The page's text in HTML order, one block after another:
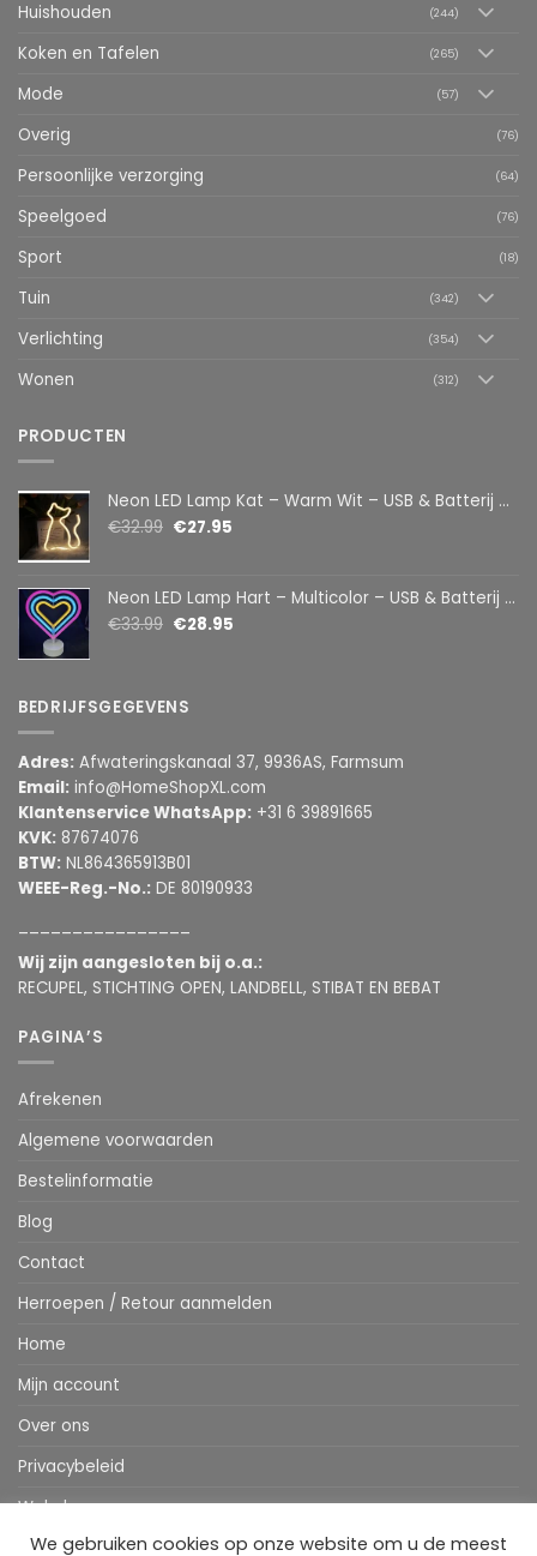
Huishouden (244)
Koken en Tafelen (265)
Mode (57)
Overig (76)
Persoonlijke verzorging (64)
Speelgoed (76)
Sport (18)
Tuin (342)
Verlichting (354)
Wonen (312)
PRODUCTEN
Neon LED Lamp Kat – Warm Wit – USB & Batterij – Decoratieve Tafellamp voor Kinderkamer – 28,5 x 24,5 cm
€32.99 €27.95
Neon LED Lamp Hart – Multicolor – USB & Batterij – Hartvormige Sfeerlamp – Kinderkamer & Slaapkamer – 25,2 x 23 cm
€33.99 €28.95
BEDRIJFSGEGEVENS
Adres: Afwateringskanaal 37, 9936AS, Farmsum
Email: info@HomeShopXL.com
Klantenservice WhatsApp: +31 6 39891665
KVK: 87674076
BTW: NL864365913B01
WEEE-Reg.-No.: DE 80190933
Wij zijn aangesloten bij o.a.:
RECUPEL, STICHTING OPEN, LANDBELL, STIBAT EN BEBAT
PAGINA’S
Afrekenen
Algemene voorwaarden
Bestelinformatie
Blog
Contact
Herroepen / Retour aanmelden
Home
Mijn account
Over ons
Privacybeleid
Webshop
Winkelwagen
We gebruiken cookies op onze website om u de meest